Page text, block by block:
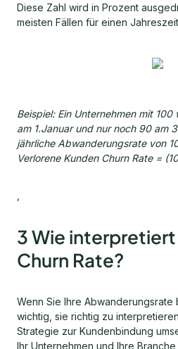
Diese Zahl wird in Prozent
meisten Fällen für einen
Beispiel: Ein Unternehmen mit
am 1.Januar und nur noch 90 am
jährliche Abwanderungsrate von
Verlorene Kunden Churn Rate =
3 Wie interpretiert
Churn Rate?
Wenn Sie Ihre
wichtig, sie richtig zu
Strategie zur Kundenbindung
Ihr Unternehmen und Ihre